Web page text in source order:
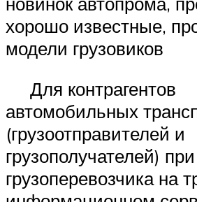
хорошо известные,
модели грузовиков
Для контрагентов
автомобильных
(грузоотправителей и
грузополучателей)
грузоперевозчика на